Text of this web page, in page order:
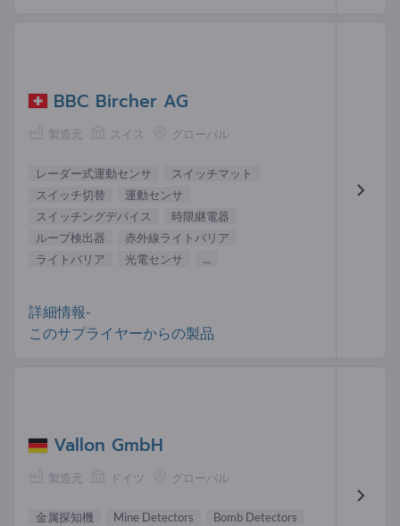
BBC Bircher AG
製造元 スイス グローバル
レーダー式運動センサ
スイッチマット
スイッチ切替
運動センサ
スイッチングデバイス
時限継電器
ループ検出器
赤外線ライトバリア
ライトバリア
光電センサ ...
詳細情報-
このサプライヤーからの製品
Vallon GmbH
製造元 ドイツ グローバル
金属探知機 Mine Detectors
Bomb Detectors